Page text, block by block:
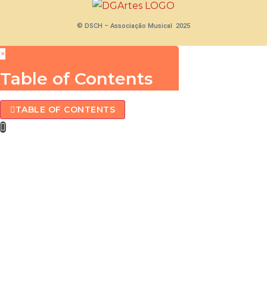
© DSCH – Associação Musical 2025
×
Table of Contents
TABLE OF CONTENTS